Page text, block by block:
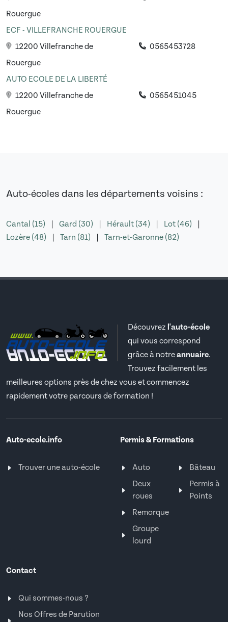
Rouergue
ECF - VILLEFRANCHE ROUERGUE
12200 Villefranche de
Rouergue
0565453728
AUTO ECOLE DE LA LIBERTÉ
12200 Villefranche de
Rouergue
0565451045
Auto-écoles dans les départements voisins :
Cantal (15) Gard (30) Hérault (34) Lot (46)
Lozère (48)
Tarn (81) Tarn-et-Garonne (82)
Découvrez l'auto-école
qui vous correspond
grâce à notreannuaire.
Trouvez facilement les
meilleures options près de chez vous et commencez
rapidement votre parcours de formation !
Auto-ecole.info
Trouver une auto-école
Permis & Formations
Auto
Deux
roues
Remorque
Groupe
lourd
Bâteau
Permis à
Points
Contact
Qui sommes-nous ?
Nos Offres de Parution